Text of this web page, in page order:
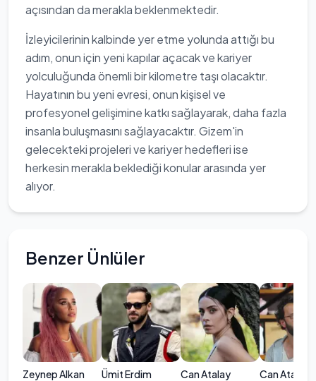
açısından da merakla beklenmektedir.
İzleyicilerinin kalbinde yer etme yolunda attığı bu
adım, onun için yeni kapılar açacak ve kariyer
yolculuğunda önemli bir kilometre taşı olacaktır.
Hayatının bu yeni evresi, onun kişisel ve
profesyonel gelişimine katkı sağlayarak, daha fazla
insanla buluşmasını sağlayacaktır. Gizem'in
gelecekteki projeleri ve kariyer hedefleri ise
herkesin merakla beklediği konular arasında yer
alıyor.
Benzer Ünlüler
Zeynep Alkan Ümit Erdim Can Atalay Can Atalay